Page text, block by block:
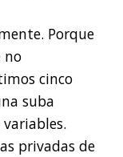
Porque
no
cinco
suba
privadas de